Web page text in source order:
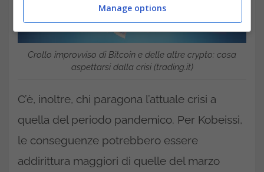
Crollo improvviso di Bitcoin e delle altre crypto: cosa
aspettarsi dalla crisi (trading.it)
C’è, inoltre, chi paragona l’attuale crisi a
quella del periodo pandemico. Per Kobeissi,
le conseguenze potrebbero essere
addirittura maggiori di quelle del marzo
Manage options